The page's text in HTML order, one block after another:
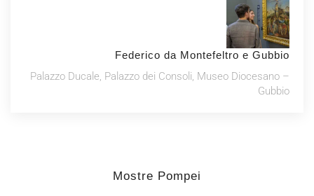
Federico da Montefeltro e Gubbio
Palazzo Ducale, Palazzo dei Consoli, Museo Diocesano –
Gubbio
Mostre Pompei